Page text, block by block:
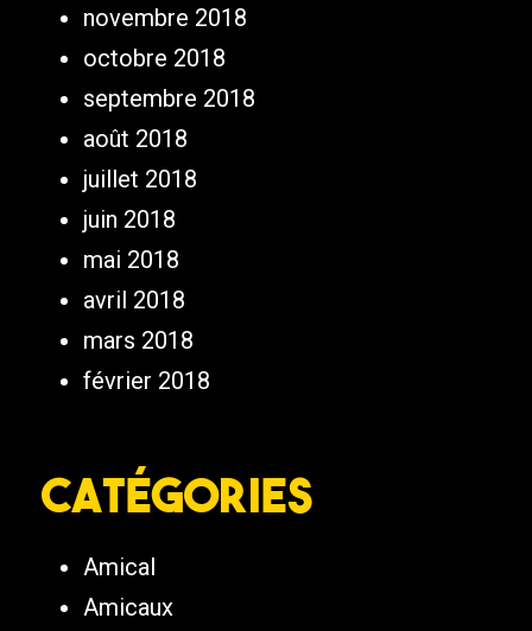
novembre 2018
octobre 2018
septembre 2018
août 2018
juillet 2018
juin 2018
mai 2018
avril 2018
mars 2018
février 2018
Catégories
Amical
Amicaux